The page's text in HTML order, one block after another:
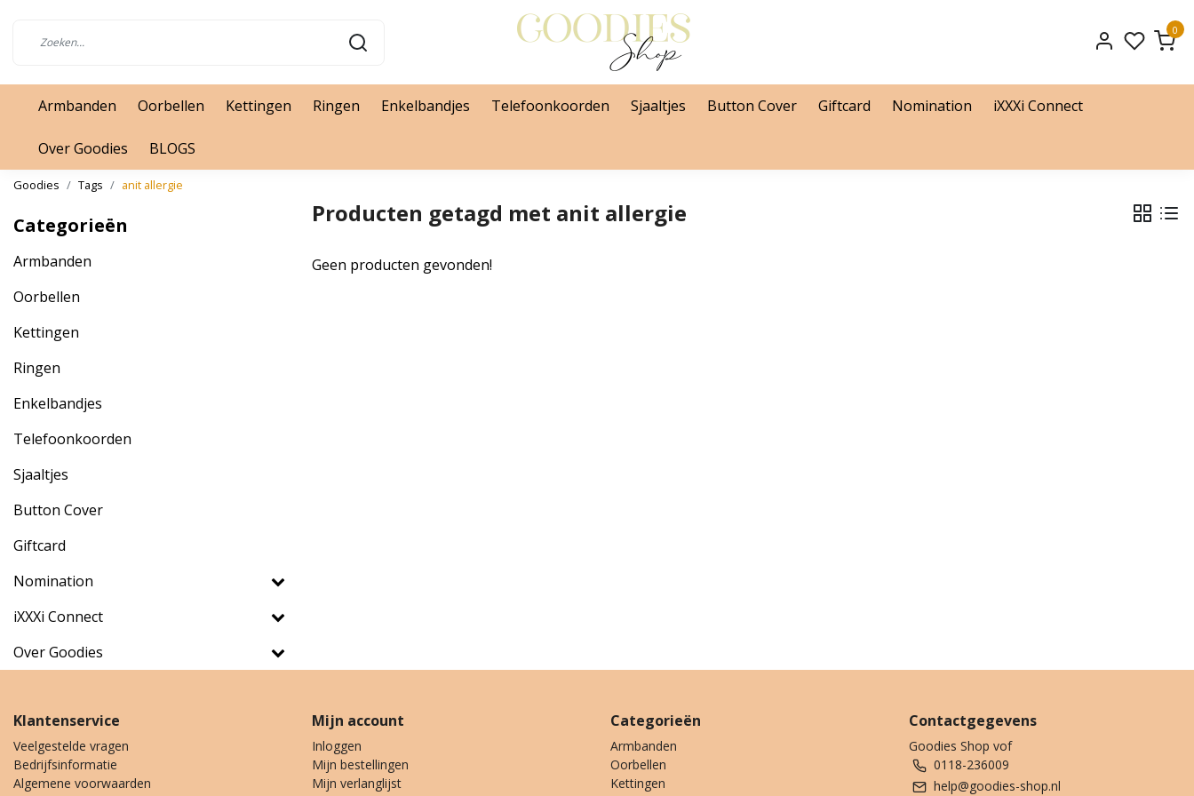
0
Armbanden Oorbellen Kettingen Ringen Enkelbandjes Telefoonkoorden Sjaaltjes Button Cover Giftcard Nomination iXXXi Connect
Over Goodies BLOGS
Goodies Tags anit allergie
Categorieën
Armbanden
Oorbellen
Kettingen
Ringen
Enkelbandjes
Telefoonkoorden
Sjaaltjes
Button Cover
Giftcard
Nomination
iXXXi Connect
Over Goodies
Producten getagd met anit allergie
Geen producten gevonden!
Klantenservice
Veelgestelde vragen
Bedrijfsinformatie
Algemene voorwaarden
Mijn account
Inloggen
Mijn bestellingen
Mijn verlanglijst
Categorieën
Armbanden
Oorbellen
Kettingen
Contactgegevens
Goodies Shop vof
0118-236009
help@goodies-shop.nl